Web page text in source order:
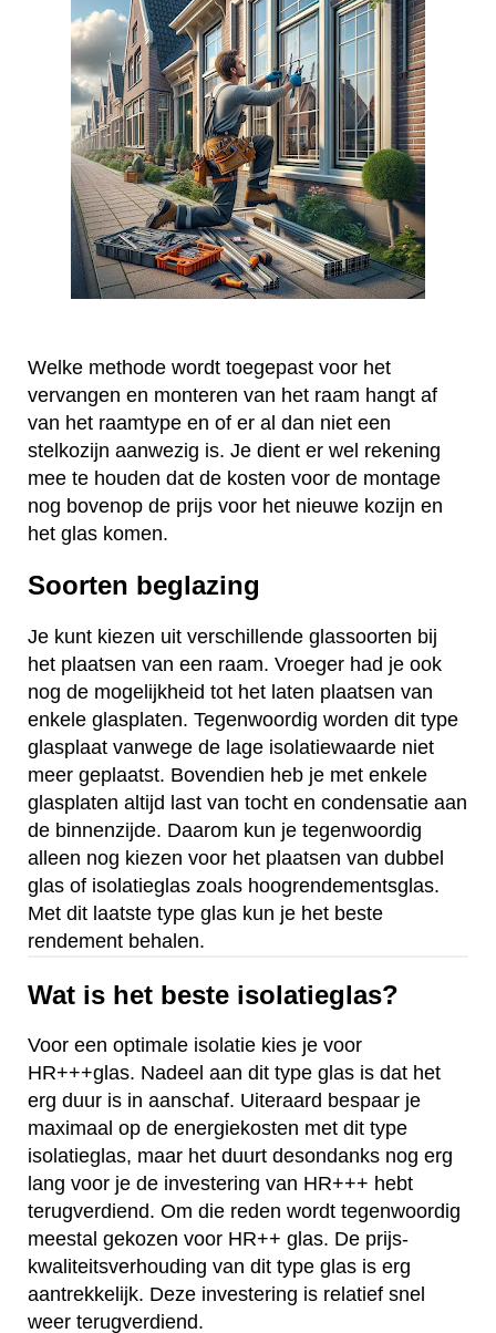
Welke methode wordt toegepast voor het
vervangen en monteren van het raam hangt af
van het raamtype en of er al dan niet een
stelkozijn aanwezig is. Je dient er wel rekening
mee te houden dat de kosten voor de montage
nog bovenop de prijs voor het nieuwe kozijn en
het glas komen.
Soorten beglazing
Je kunt kiezen uit verschillende glassoorten bij
het plaatsen van een raam. Vroeger had je ook
nog de mogelijkheid tot het laten plaatsen van
enkele glasplaten. Tegenwoordig worden dit type
glasplaat vanwege de lage isolatiewaarde niet
meer geplaatst. Bovendien heb je met enkele
glasplaten altijd last van tocht en condensatie aan
de binnenzijde. Daarom kun je tegenwoordig
alleen nog kiezen voor het plaatsen van dubbel
glas of isolatieglas zoals hoogrendementsglas.
Met dit laatste type glas kun je het beste
rendement behalen.
Wat is het beste isolatieglas?
Voor een optimale isolatie kies je voor
HR+++glas. Nadeel aan dit type glas is dat het
erg duur is in aanschaf. Uiteraard bespaar je
maximaal op de energiekosten met dit type
isolatieglas, maar het duurt desondanks nog erg
lang voor je de investering van HR+++ hebt
terugverdiend. Om die reden wordt tegenwoordig
meestal gekozen voor HR++ glas. De prijs-
kwaliteitsverhouding van dit type glas is erg
aantrekkelijk. Deze investering is relatief snel
weer terugverdiend.